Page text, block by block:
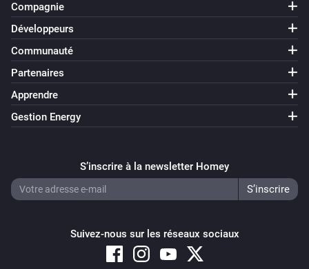
Compagnie
Développeurs
Communauté
Partenaires
Apprendre
Gestion Energy
S’inscrire à la newsletter Homey
Suivez-nous sur les réseaux sociaux